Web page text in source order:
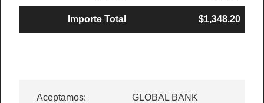
Importe Total $1,348.20
Aceptamos:
GLOBAL BANK